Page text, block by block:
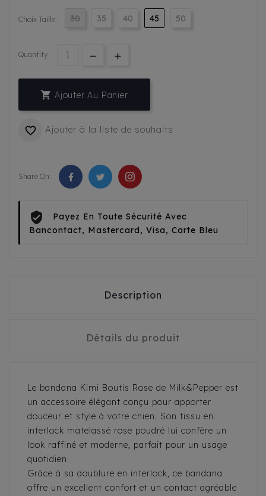
Choix Taille : 30 35 40 45 50
Quantity :
 Ajouter Au Panier
 Ajouter à la liste de souhaits
Share On :
Payez En Toute Sécurité Avec
Bancontact, Mastercard, Visa, Carte Bleu
Description
Détails du produit
Le bandana Kimi Boutis Rose de Milk&Pepper est
un accessoire élégant conçu pour apporter
douceur et style à votre chien. Son tissu en
interlock matelassé rose poudré lui confère un
look raffiné et moderne, parfait pour un usage
quotidien.
Grâce à sa doublure en interlock, ce bandana
offre un excellent confort et un contact agréable